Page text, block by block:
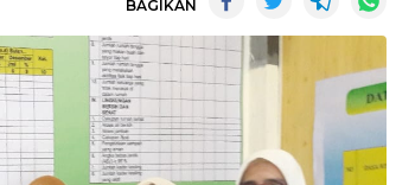
BAGIKAN